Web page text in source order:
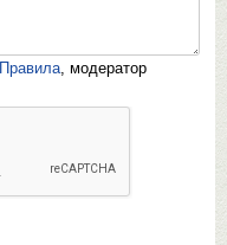
Правила, модератор